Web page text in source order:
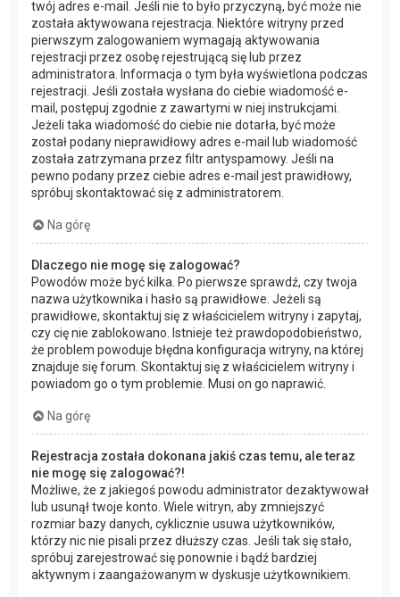
twój adres e-mail. Jeśli nie to było przyczyną, być może nie
została aktywowana rejestracja. Niektóre witryny przed
pierwszym zalogowaniem wymagają aktywowania
rejestracji przez osobę rejestrującą się lub przez
administratora. Informacja o tym była wyświetlona podczas
rejestracji. Jeśli została wysłana do ciebie wiadomość e-
mail, postępuj zgodnie z zawartymi w niej instrukcjami.
Jeżeli taka wiadomość do ciebie nie dotarła, być może
został podany nieprawidłowy adres e-mail lub wiadomość
została zatrzymana przez filtr antyspamowy. Jeśli na
pewno podany przez ciebie adres e-mail jest prawidłowy,
spróbuj skontaktować się z administratorem.
Na górę
Dlaczego nie mogę się zalogować?
Powodów może być kilka. Po pierwsze sprawdź, czy twoja
nazwa użytkownika i hasło są prawidłowe. Jeżeli są
prawidłowe, skontaktuj się z właścicielem witryny i zapytaj,
czy cię nie zablokowano. Istnieje też prawdopodobieństwo,
że problem powoduje błędna konfiguracja witryny, na której
znajduje się forum. Skontaktuj się z właścicielem witryny i
powiadom go o tym problemie. Musi on go naprawić.
Na górę
Rejestracja została dokonana jakiś czas temu, ale teraz
nie mogę się zalogować?!
Możliwe, że z jakiegoś powodu administrator dezaktywował
lub usunął twoje konto. Wiele witryn, aby zmniejszyć
rozmiar bazy danych, cyklicznie usuwa użytkowników,
którzy nic nie pisali przez dłuższy czas. Jeśli tak się stało,
spróbuj zarejestrować się ponownie i bądź bardziej
aktywnym i zaangażowanym w dyskusje użytkownikiem.